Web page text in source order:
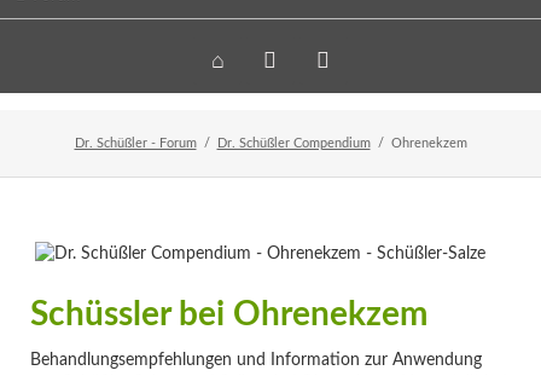
Home Veranstaltungen
Newsletter
Dr. Schüßler - Forum Dr. Schüßler Compendium Ohrenekzem
Schüssler bei Ohrenekzem
Behandlungsempfehlungen und Information zur Anwendung